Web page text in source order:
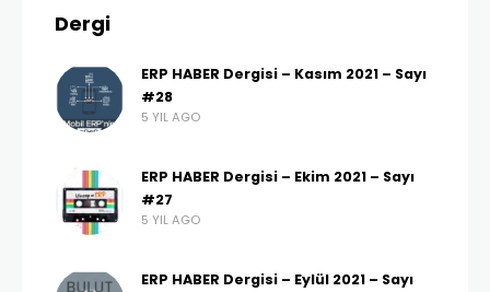
Dergi
ERP HABER Dergisi – Kasım 2021 – Sayı
#28
5 YIL AGO
ERP HABER Dergisi – Ekim 2021 – Sayı
#27
5 YIL AGO
ERP HABER Dergisi – Eylül 2021 – Sayı